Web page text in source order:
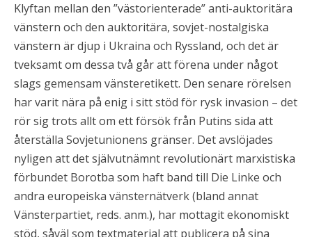
Klyftan mellan den ”västorienterade” anti-auktoritära
vänstern och den auktoritära, sovjet-nostalgiska
vänstern är djup i Ukraina och Ryssland, och det är
tveksamt om dessa två går att förena under något
slags gemensam vänsteretikett. Den senare rörelsen
har varit nära på enig i sitt stöd för rysk invasion – det
rör sig trots allt om ett försök från Putins sida att
återställa Sovjetunionens gränser. Det avslöjades
nyligen att det självutnämnt revolutionärt marxistiska
förbundet Borotba som haft band till Die Linke och
andra europeiska vänsternätverk (bland annat
Vänsterpartiet, reds. anm.), har mottagit ekonomiskt
stöd, såväl som textmaterial att publicera på sina